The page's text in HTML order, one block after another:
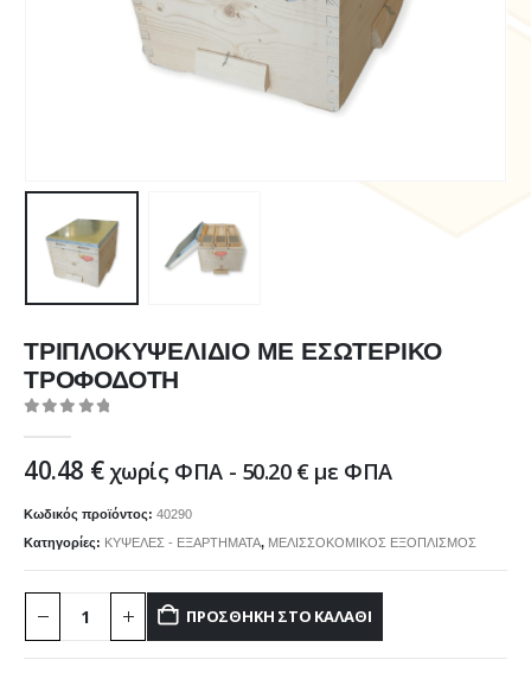
ΤΡΙΠΛΟΚΥΨΕΛΙΔΙΟ ΜΕ ΕΣΩΤΕΡΙΚΟ
ΤΡΟΦΟΔΟΤΗ
40.48 € χωρίς ΦΠΑ - 50.20 €με ΦΠΑ
Κωδικός προϊόντος: 40290
Κατηγορίες: ΚΥΨΕΛΕΣ - ΕΞΑΡΤΗΜΑΤΑ, ΜΕΛΙΣΣΟΚΟΜΙΚΟΣ ΕΞΟΠΛΙΣΜΟΣ
ΠΡΟΣΘΉΚΗ ΣΤΟ ΚΑΛΆΘΙ